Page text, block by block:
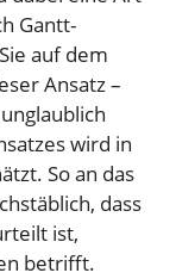
Gantt-
auf dem
Ansatz –
wird in
So an das
dass
ist,
betrifft.